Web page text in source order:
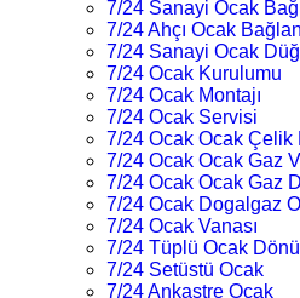
7/24 Sanayi Ocak
7/24 Ahçı Ocak
7/24 Sanayi Ocak
7/24 Ocak Kurulumu
7/24 Ocak Montajı
7/24 Ocak Servisi
7/24 Ocak Ocak Çelik
7/24 Ocak Ocak Gaz
7/24 Ocak Ocak Gaz
7/24 Ocak Dogalgaz
7/24 Ocak Vanası
7/24 Tüplü Ocak
7/24 Setüstü Ocak
7/24 Ankastre Ocak